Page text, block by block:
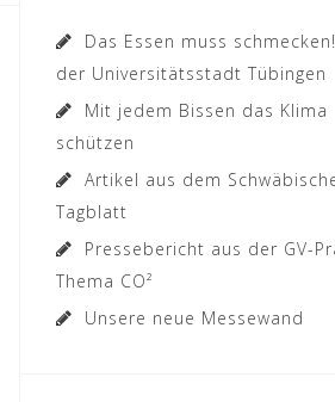
Das Essen muss
der Universitätsstadt Tübingen
Mit jedem Bissen das Klima
schützen
Artikel aus dem
Tagblatt
Pressebericht aus der GV-
Thema CO²
Unsere neue Messewand